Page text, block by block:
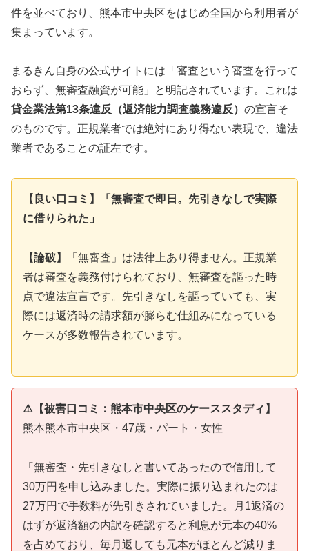
件を並べており、熊本市中央区をはじめ全国から利用者が
集まっています。
まるきん自身の公式サイトには「審査という審査を行って
おらず、無審査融資が可能」と明記されています。これは
貸金業法第13条違反（返済能力調査義務違反） の宣言そ
のものです。正規業者では絶対にあり得ない表現で、違法
業者であることの証左です。
【良い口コミ】「無審査で即日。先引きなしで実際
に借りられた」
【論破】
「無審査」は法律上あり得ません。正規業
者は審査を義務付けられており、無審査を謳った時
点で違法宣言です。先引きなしを謳っていても、実
際には返済時の請求額が膨らむ仕組みになっている
ケースが多数報告されています。
⚠️【被害口コミ：熊本市中央区のケーススタディ】
熊本熊本市中央区・47歳・パート・女性
「無審査・先引きなしと書いてあったので信用して
30万円を申し込みました。実際に振り込まれたのは
27万円で手数料が先引きされていました。月1返済の
はずが返済額の内訳を確認すると利息が元本の40%
を占めており、毎月返しても元本がほとんど減りま